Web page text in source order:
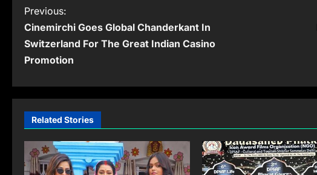
P
o
s
n
v
i
Previous:
Cinemirchi Goes Global Chanderkant In
Switzerland For The Great Indian Casino
Promotion
Related Stories